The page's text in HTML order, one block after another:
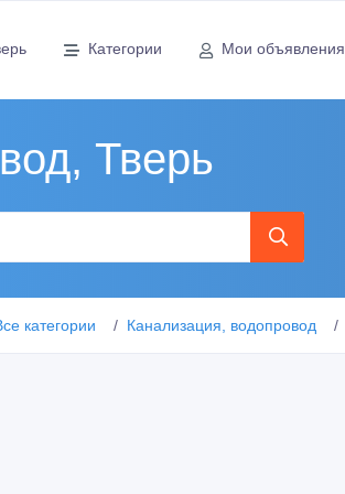
Категории Мои объявления
Тверь
категории Канализация, водопровод